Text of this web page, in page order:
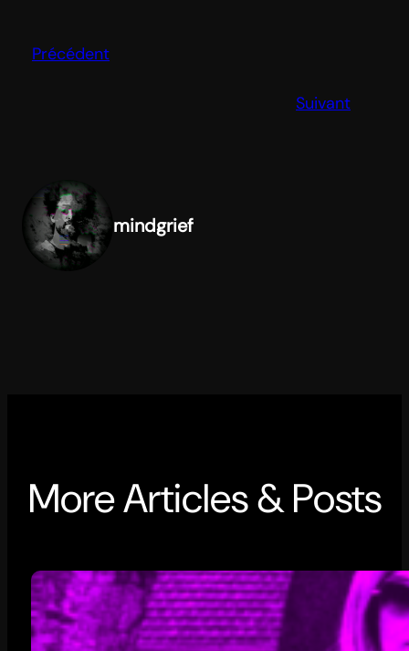
Précédent
Suivant
mindgrief
More Articles & Posts